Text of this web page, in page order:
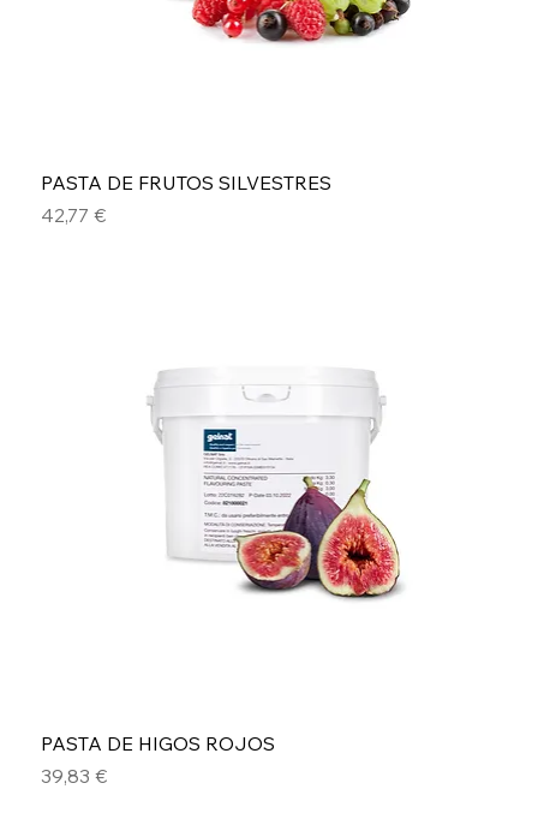
PASTA DE FRUTOS SILVESTRES
Precio
42,77 €
PASTA DE HIGOS ROJOS
Precio
39,83 €